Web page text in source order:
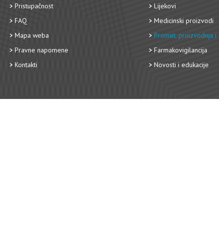
Pristupačnost
FAQ
Mapa weba
Pravne napomene
Kontakti
Lijekovi
Medicinski proizvodi
Promet, proizvodnja i
Farmakovigilancija
Novosti i edukacije